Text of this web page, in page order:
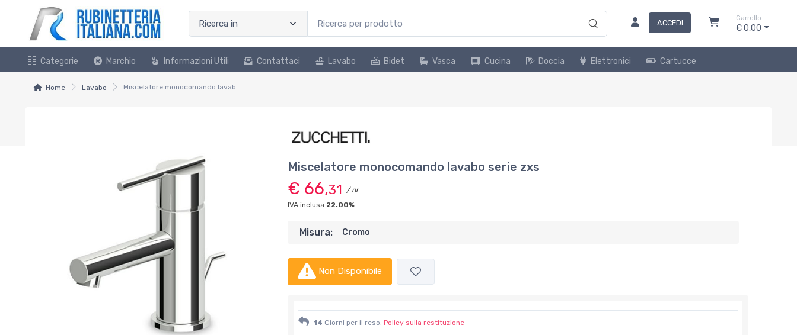
ACCEDI
Carrello
€ 0,00
Categorie Marchio Informazioni Utili Contattaci Lavabo Bidet Vasca Cucina Doccia Elettronici Cartucce
Home Lavabo Miscelatore monocomando lavabo serie zxs
Miscelatore monocomando lavabo serie zxs
€ 66,31 / nr
IVA inclusa 22.00%
Misura: Cromo
Non Disponibile
14 Giorni per il reso.Policy sulla restituzione